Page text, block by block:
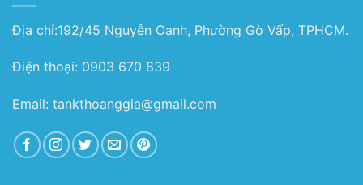
Địa chỉ:192/45 Nguyễn Oanh, Phường Gò Vấp, TPHCM.
Điện thoại: 0903 670 839
Email: tankthoanggia@gmail.com